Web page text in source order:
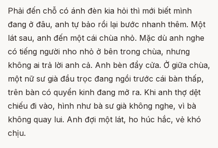
Phải đến chỗ có ánh đèn kia hỏi thì mới biết mình
đang ở đâu, anh tự bảo rồi lại bước nhanh thêm. Một
lát sau, anh đến một cái chùa nhỏ. Mặc dù anh nghe
có tiếng người nho nhỏ ở bên trong chùa, nhưng
không ai trả lời anh cả. Anh bèn đẩy cửa. Ở giữa chùa,
một nữ sư già đầu trọc đang ngồi trước cái bàn thấp,
trên bàn có quyển kinh đang mở ra. Khi anh thợ dệt
chiếu đi vào, hình như bà sư già không nghe, vì bà
không quay lui. Anh đợi một lát, ho húc hắc, vẻ khó
chịu.